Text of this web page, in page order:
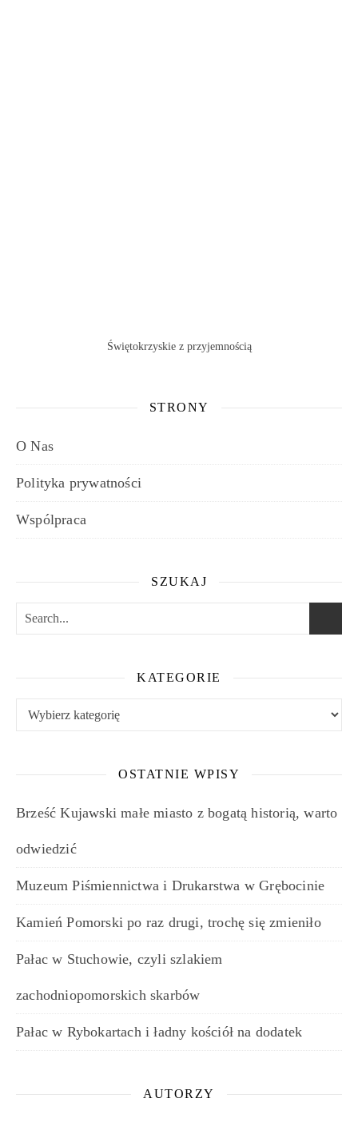
Świętokrzyskie z przyjemnością
STRONY
O Nas
Polityka prywatności
Wspólpraca
SZUKAJ
KATEGORIE
OSTATNIE WPISY
Brześć Kujawski małe miasto z bogatą historią, warto
odwiedzić
Muzeum Piśmiennictwa i Drukarstwa w Grębocinie
Kamień Pomorski po raz drugi, trochę się zmieniło
Pałac w Stuchowie, czyli szlakiem
zachodniopomorskich skarbów
Pałac w Rybokartach i ładny kościół na dodatek
AUTORZY